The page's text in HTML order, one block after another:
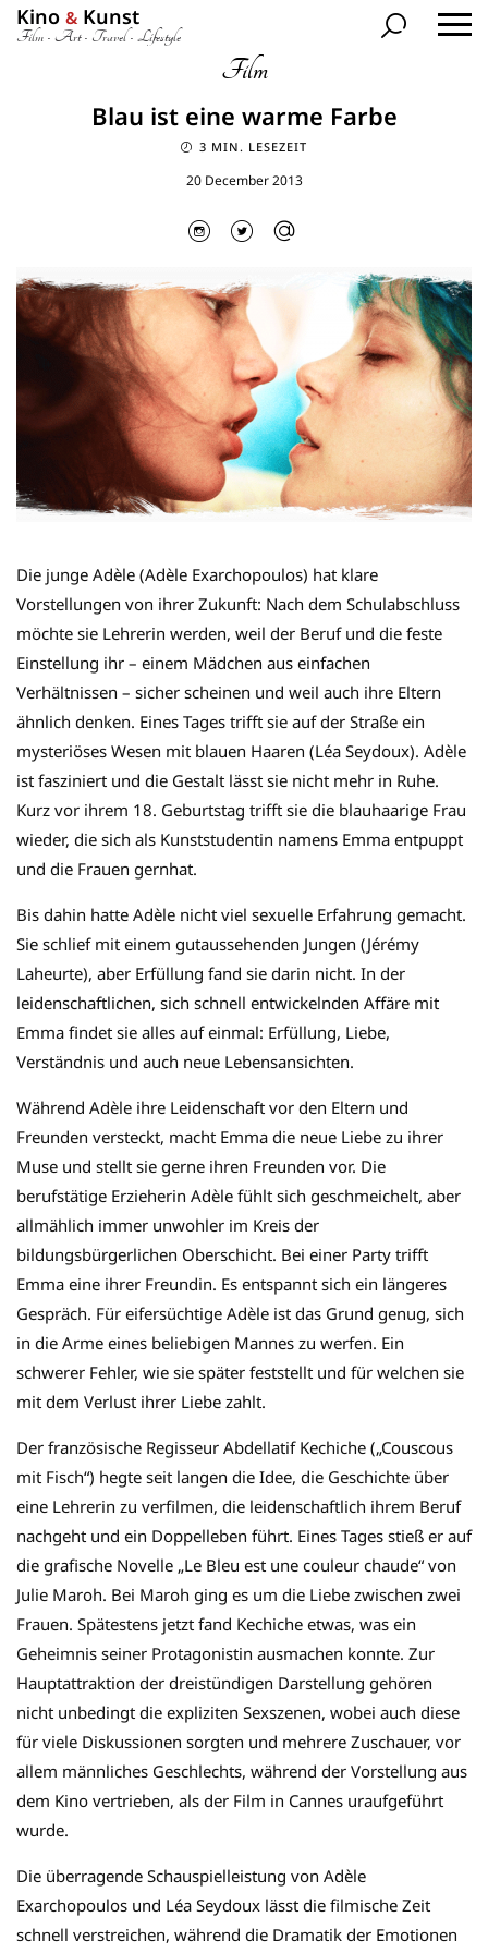
Kino & Kunst
Film • Art • Travel • Lifestyle
Film
Blau ist eine warme Farbe
3 MIN. LESEZEIT
20 December 2013
Die junge Adèle (Adèle Exarchopoulos) hat klare
Vorstellungen von ihrer Zukunft: Nach dem Schulabschluss
möchte sie Lehrerin werden, weil der Beruf und die feste
Einstellung ihr – einem Mädchen aus einfachen
Verhältnissen – sicher scheinen und weil auch ihre Eltern
ähnlich denken. Eines Tages trifft sie auf der Straße ein
mysteriöses Wesen mit blauen Haaren (Léa Seydoux). Adèle
ist fasziniert und die Gestalt lässt sie nicht mehr in Ruhe.
Kurz vor ihrem 18. Geburtstag trifft sie die blauhaarige Frau
wieder, die sich als Kunststudentin namens Emma entpuppt
und die Frauen gernhat.
Bis dahin hatte Adèle nicht viel sexuelle Erfahrung gemacht.
Sie schlief mit einem gutaussehenden Jungen (Jérémy
Laheurte), aber Erfüllung fand sie darin nicht. In der
leidenschaftlichen, sich schnell entwickelnden Affäre mit
Emma findet sie alles auf einmal: Erfüllung, Liebe,
Verständnis und auch neue Lebensansichten.
Während Adèle ihre Leidenschaft vor den Eltern und
Freunden versteckt, macht Emma die neue Liebe zu ihrer
Muse und stellt sie gerne ihren Freunden vor. Die
berufstätige Erzieherin Adèle fühlt sich geschmeichelt, aber
allmählich immer unwohler im Kreis der
bildungsbürgerlichen Oberschicht. Bei einer Party trifft
Emma eine ihrer Freundin. Es entspannt sich ein längeres
Gespräch. Für eifersüchtige Adèle ist das Grund genug, sich
in die Arme eines beliebigen Mannes zu werfen. Ein
schwerer Fehler, wie sie später feststellt und für welchen sie
mit dem Verlust ihrer Liebe zahlt.
Der französische Regisseur Abdellatif Kechiche („Couscous
mit Fisch“) hegte seit langen die Idee, die Geschichte über
eine Lehrerin zu verfilmen, die leidenschaftlich ihrem Beruf
nachgeht und ein Doppelleben führt. Eines Tages stieß er auf
die grafische Novelle „Le Bleu est une couleur chaude“ von
Julie Maroh. Bei Maroh ging es um die Liebe zwischen zwei
Frauen. Spätestens jetzt fand Kechiche etwas, was ein
Geheimnis seiner Protagonistin ausmachen konnte. Zur
Hauptattraktion der dreistündigen Darstellung gehören
nicht unbedingt die expliziten Sexszenen, wobei auch diese
für viele Diskussionen sorgten und mehrere Zuschauer, vor
allem männliches Geschlechts, während der Vorstellung aus
dem Kino vertrieben, als der Film in Cannes uraufgeführt
wurde.
Die überragende Schauspielleistung von Adèle
Exarchopoulos und Léa Seydoux lässt die filmische Zeit
schnell verstreichen, während die Dramatik der Emotionen